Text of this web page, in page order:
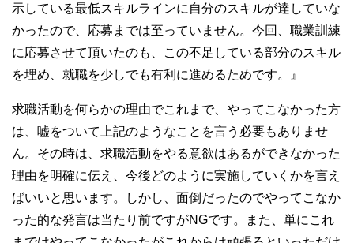
示している最低スキルラインに自分のスキルが達していな
かったので、応募までは至っていません。今回、職業訓練
に応募させて頂いたのも、この不足している部分のスキル
を埋め、就職を少しでも有利に進めるためです。』
求職活動を何らかの理由でこれまで、やってこなかった方
は、嘘をついて上記のようなことを言う必要もありませ
ん。その時は、求職活動をやる意欲はあるができなかった
理由を明確に伝え、今後どのように実施していくかを言え
ばいいと思います。しかし、面倒だったのでやってこなか
った的な発言は当たり前ですがNGです。また、単にこれ